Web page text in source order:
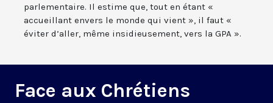
parlementaire. Il estime que, tout en étant «
accueillant envers le monde qui vient », il faut «
éviter d’aller, même insidieusement, vers la GPA ».
Face aux Chrétiens